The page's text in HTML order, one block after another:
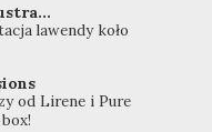
lawendy koło
od Lirene i Pure